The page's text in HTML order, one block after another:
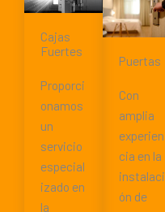
Cajas
Fuertes
Proporci
onamos
un
servicio
especial
izado en
la
Puertas
Con
amplia
experien
cia en la
instalaci
ón de